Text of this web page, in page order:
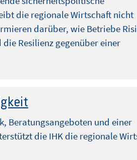
die regionale Wirtschaft nicht
darüber, wie Betriebe
Resilienz gegenüber einer
Beratungsangeboten und einer
die IHK die regionale